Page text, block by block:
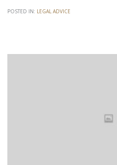
POSTED IN: LEGAL ADVICE